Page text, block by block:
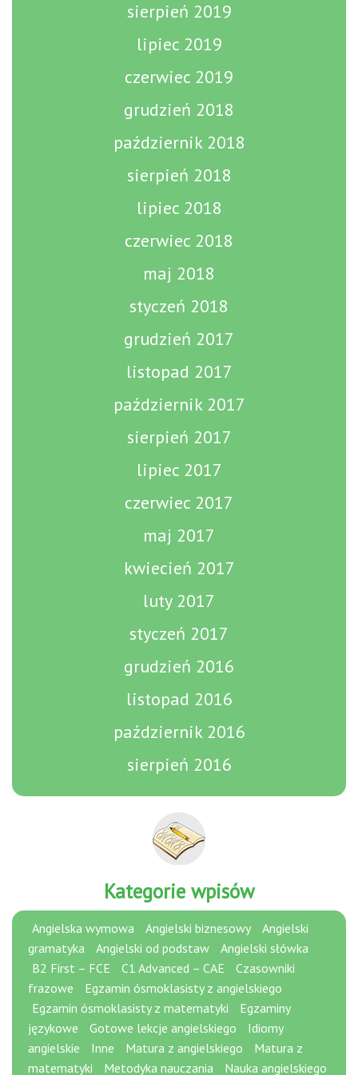
sierpień 2019
lipiec 2019
czerwiec 2019
grudzień 2018
październik 2018
sierpień 2018
lipiec 2018
czerwiec 2018
maj 2018
styczeń 2018
grudzień 2017
listopad 2017
październik 2017
sierpień 2017
lipiec 2017
czerwiec 2017
maj 2017
kwiecień 2017
luty 2017
styczeń 2017
grudzień 2016
listopad 2016
październik 2016
sierpień 2016
Kategorie wpisów
Angielska wymowa Angielski biznesowy
Angielski
gramatyka
Angielski od podstaw
Angielski słówka
B2 First – FCE
C1 Advanced – CAE
Czasowniki
frazowe
Egzamin ósmoklasisty z angielskiego
Egzamin ósmoklasisty z matematyki
Egzaminy
językowe
Gotowe lekcje angielskiego
Idiomy
angielskie
Inne Matura z angielskiego
Matura z
matematyki
Metodyka nauczania
Nauka angielskiego